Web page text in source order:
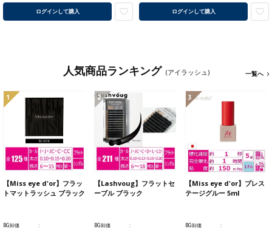
ログインして購入 ログインして購入
人気商品ランキング (アイラッシュ) 一覧へ
1
【Miss eye d'or】フラッ
トマットラッシュ ブラック
BG卸価
2
【Lashvoug】フラットセ
ーブル ブラック
BG卸価
3
【Miss eye d'or】プレス
テージグルー 5ml
BG卸価